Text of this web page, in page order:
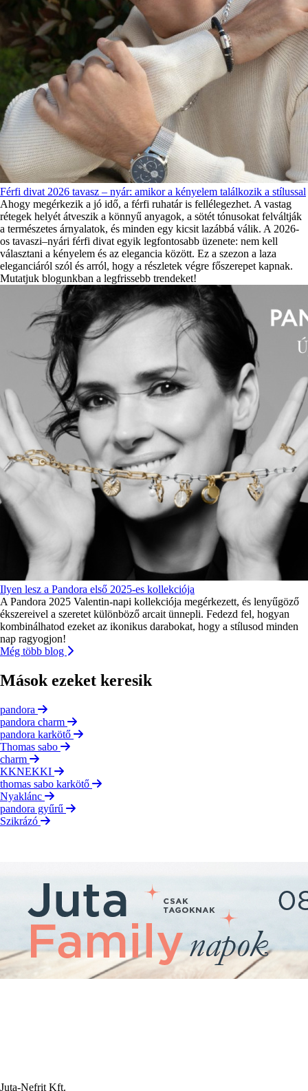
Férfi divat 2026 tavasz – nyár: amikor a kényelem találkozik a stílussal
Ahogy megérkezik a jó idő, a férfi ruhatár is fellélegezhet. A vastag
rétegek helyét átveszik a könnyű anyagok, a sötét tónusokat felváltják
a természetes árnyalatok, és minden egy kicsit lazábbá válik. A 2026-
os tavaszi–nyári férfi divat egyik legfontosabb üzenete: nem kell
választani a kényelem és az elegancia között. Ez a szezon a laza
eleganciáról szól és arról, hogy a részletek végre főszerepet kapnak.
Mutatjuk blogunkban a legfrissebb trendeket!
Ilyen lesz a Pandora első 2025-es kollekciója
A Pandora 2025 Valentin-napi kollekciója megérkezett, és lenyűgöző
ékszereivel a szeretet különböző arcait ünnepli. Fedezd fel, hogyan
kombinálhatod ezeket az ikonikus darabokat, hogy a stílusod minden
nap ragyogjon!
Még több blog
Mások ezeket keresik
pandora
pandora charm
pandora karkötő
Thomas sabo
charm
KKNEKKI
thomas sabo karkötő
Nyaklánc
pandora gyűrű
Szikrázó
Juta-Nefrit Kft.